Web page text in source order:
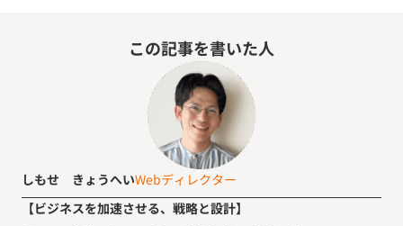
この記事を書いた人
しもせ きょうへいWebディレクター
【ビジネスを加速させる、戦略と設計】